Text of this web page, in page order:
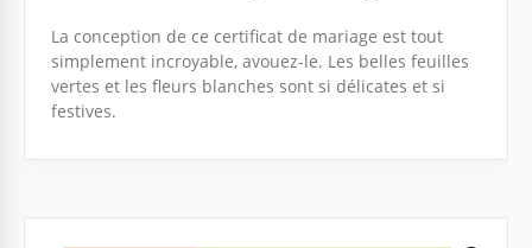
La conception de ce certificat de mariage est tout
simplement incroyable, avouez-le. Les belles feuilles
vertes et les fleurs blanches sont si délicates et si
festives.